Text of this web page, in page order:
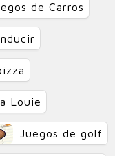
de Carros
Louie
Juegos de golf